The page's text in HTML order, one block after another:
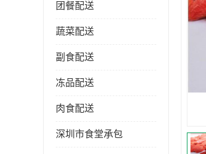
团餐配送
蔬菜配送
副食配送
冻品配送
肉食配送
深圳市食堂承包